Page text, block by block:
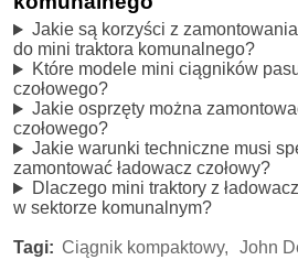
Jakie są korzyści z
do mini traktora komunalnego?
Które modele mini ciągników
czołowego?
Jakie osprzęty można
czołowego?
Jakie warunki techniczne musi
zamontować ładowacz czołowy?
Dlaczego mini traktory z
w sektorze komunalnym?
Tagi: Ciągnik kompaktowy, John